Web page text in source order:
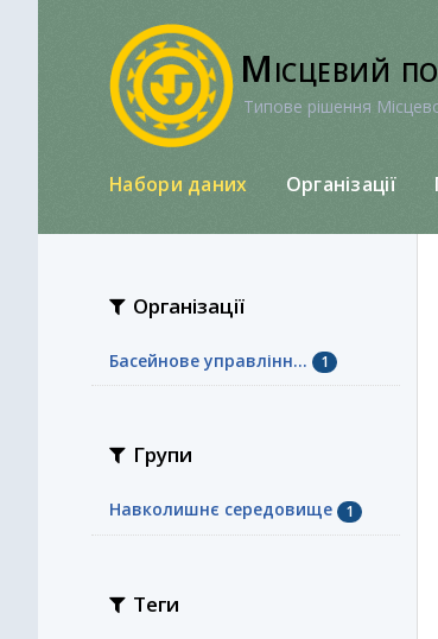
Місцевий
Типове рішення
Набори даних Організації
Організації
Басейнове управлінн... 1
Групи
Навколишнє середовище 1
Теги